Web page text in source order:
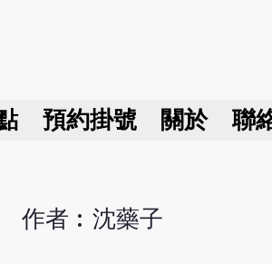
預約掛號 關於 聯
作者︰沈藥子